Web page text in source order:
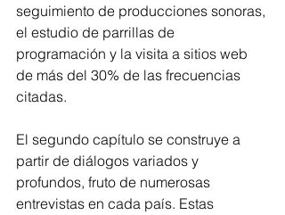
seguimiento de producciones sonoras,
el estudio de parrillas de
programación y la visita a sitios web
de más del 30% de las frecuencias
citadas.
El segundo capítulo se construye a
partir de diálogos variados y
profundos, fruto de numerosas
entrevistas en cada país. Estas